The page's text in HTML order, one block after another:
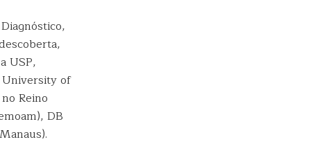
USP,
University of
Reino
DB